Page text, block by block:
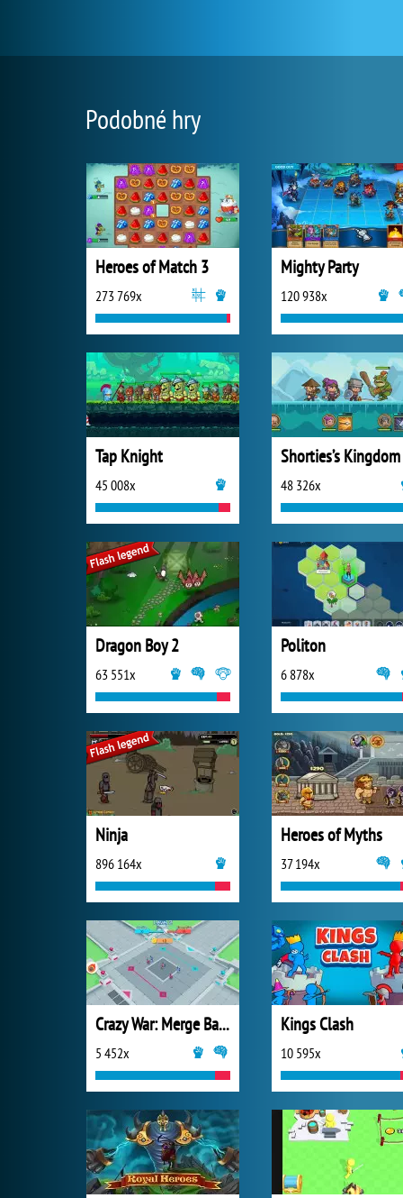
Podobné hry
Heroes of Match 3
273 769x
Mighty Party
120 938x
Tap Knight
45 008x
Shorties’s
48 326x
Dragon Boy 2
63 551x
Politon
6 878x
Ninja
896 164x
Heroes of Myths
37 194x
Crazy War: Merge Battle
5 452x
Kings Clash
10 595x